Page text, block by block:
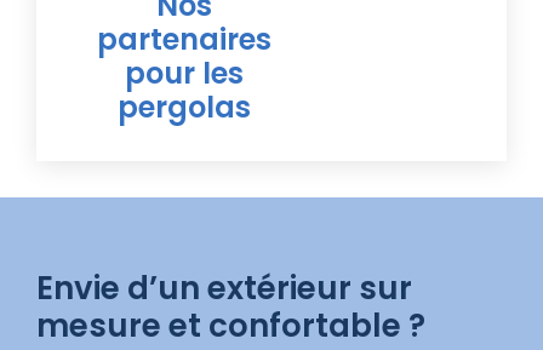
partenaires
pour les
pergolas
Envie d’un extérieur sur
mesure et confortable ?